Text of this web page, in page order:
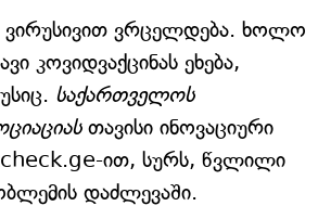
ვირუსივით ვრცელდება. ხოლო
კოვიდვაქცინას ეხება,
საქართველოს
თავისი ინოვაციური
ით, სურს, წვლილი
დაძლევაში.